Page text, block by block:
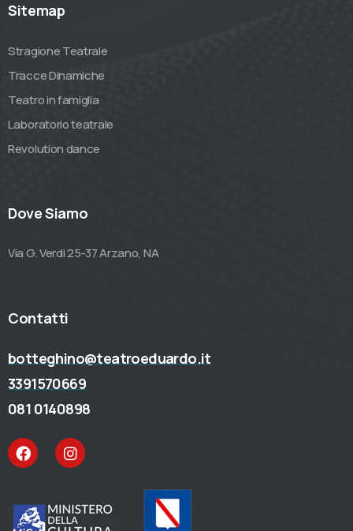
Sitemap
Stragione Teatrale
Tracce Dinamiche
Teatro in famiglia
Laboratorio teatrale
Revolution dance
Dove Siamo
Via G. Verdi 25-37 Arzano, NA
Contatti
botteghino@teatroeduardo.it
3391570669
081 0140898